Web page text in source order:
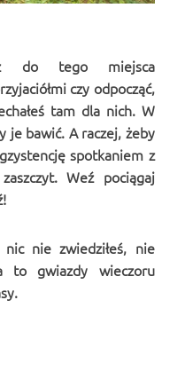
do tego miejsca
czy odpocząć,
tam dla nich. W
je bawić. A raczej, żeby
spotkaniem z
Weź pociągaj
nie zwiedziłeś, nie
to gwiazdy wieczoru